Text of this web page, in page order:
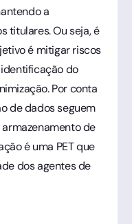
a
titulares. Ou seja, é
é mitigar riscos
do
Por conta
de dados seguem
de
é uma PET que
dos agentes de